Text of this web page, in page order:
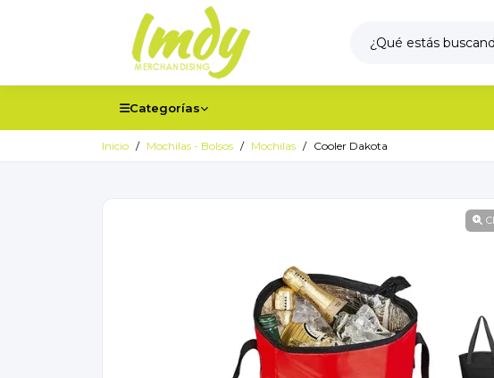
Categorías
Inicio Mochilas - Bolsos Mochilas Cooler Dakota